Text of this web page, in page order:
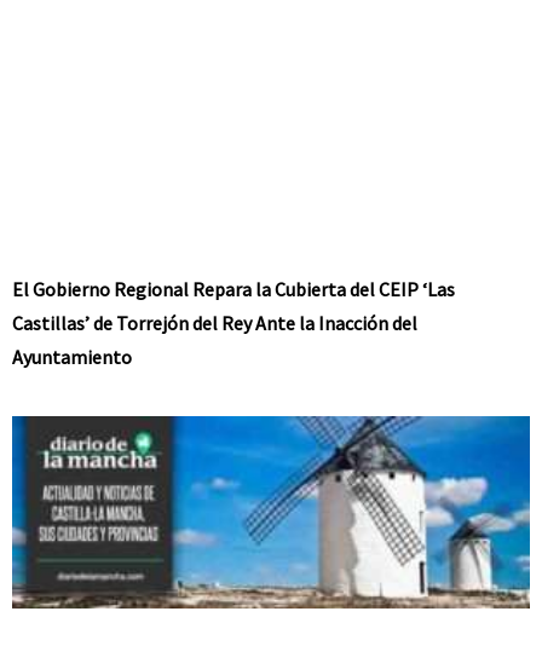
El Gobierno Regional Repara la Cubierta del CEIP ‘Las
Castillas’ de Torrejón del Rey Ante la Inacción del
Ayuntamiento